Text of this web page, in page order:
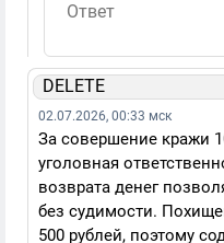
DELETE
02.07.2026, 00:33 мск
За совершение кражи
уголовная
возврата денег
без судимости.
500 рублей, поэтому